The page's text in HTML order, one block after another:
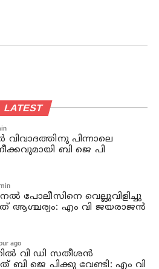
LATEST
പിന്നാലെ
ബി ജെ പി
പോലീസിനെ വെല്ലുവിളിച്ചു
ആശ്ചര്യം: എം വി ജയരാജന്‍
ago
വി ഡി സതീശന്‍
ബി ജെ പിക്കു വേണ്ടി: എം വി